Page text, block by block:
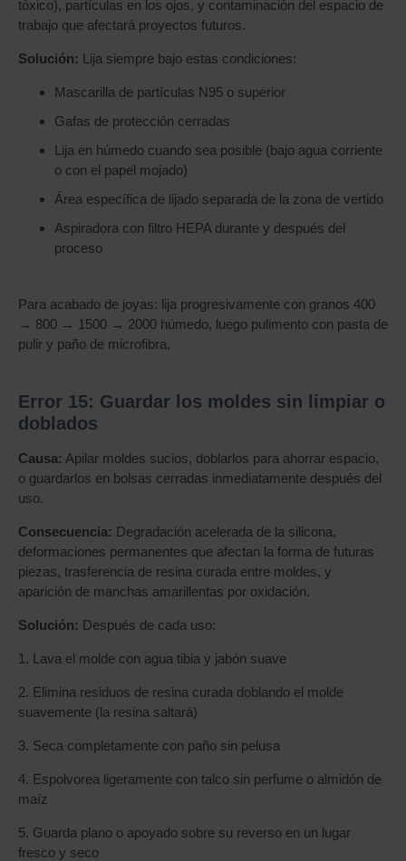
tóxico), partículas en los ojos, y contaminación del espacio de
trabajo que afectará proyectos futuros.
Solución: Lija siempre bajo estas condiciones:
Mascarilla de partículas N95 o superior
Gafas de protección cerradas
Lija en húmedo cuando sea posible (bajo agua corriente
o con el papel mojado)
Área específica de lijado separada de la zona de vertido
Aspiradora con filtro HEPA durante y después del
proceso
Para acabado de joyas: lija progresivamente con granos 400
→ 800 → 1500 → 2000 húmedo, luego pulimento con pasta de
pulir y paño de microfibra.
Error 15: Guardar los moldes sin limpiar o
doblados
Causa: Apilar moldes sucios, doblarlos para ahorrar espacio,
o guardarlos en bolsas cerradas inmediatamente después del
uso.
Consecuencia: Degradación acelerada de la silicona,
deformaciones permanentes que afectan la forma de futuras
piezas, trasferencia de resina curada entre moldes, y
aparición de manchas amarillentas por oxidación.
Solución: Después de cada uso:
1. Lava el molde con agua tibia y jabón suave
2. Elimina residuos de resina curada doblando el molde
suavemente (la resina saltará)
3. Seca completamente con paño sin pelusa
4. Espolvorea ligeramente con talco sin perfume o almidón de
maíz
5. Guarda plano o apoyado sobre su reverso en un lugar
fresco y seco